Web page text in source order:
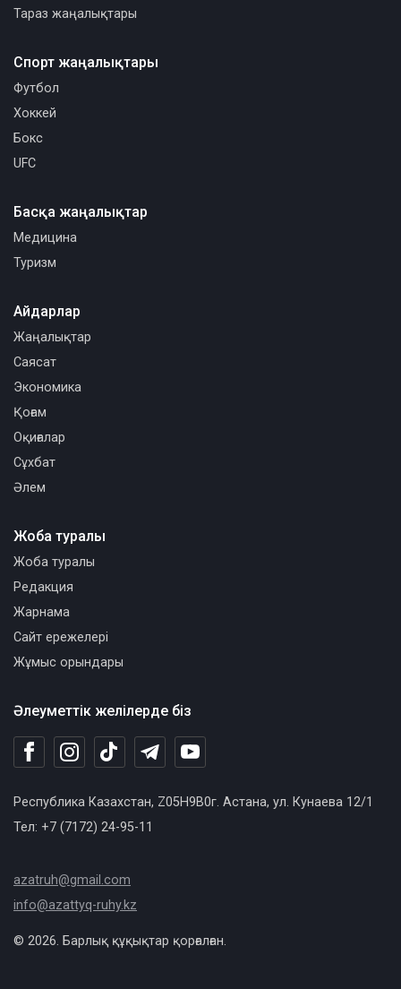
Тараз жаңалықтары
Спорт жаңалықтары
Футбол
Хоккей
Бокс
UFC
Басқа жаңалықтар
Медицина
Туризм
Әлеуметтік желілерде біз
Республика Казахстан, Z05H9B0г. Астана, ул. Кунаева 12/1
Тел: +7 (7172) 24-95-11
azatruh@gmail.com
info@azattyq-ruhy.kz
Айдарлар
Жаңалықтар
Саясат
Экономика
Қоғам
Оқиғалар
Сұхбат
Әлем
Жоба туралы
Жоба туралы
Редакция
Жарнама
Сайт ережелері
Жұмыс орындары
© 2026. Барлық құқықтар қорғалған.